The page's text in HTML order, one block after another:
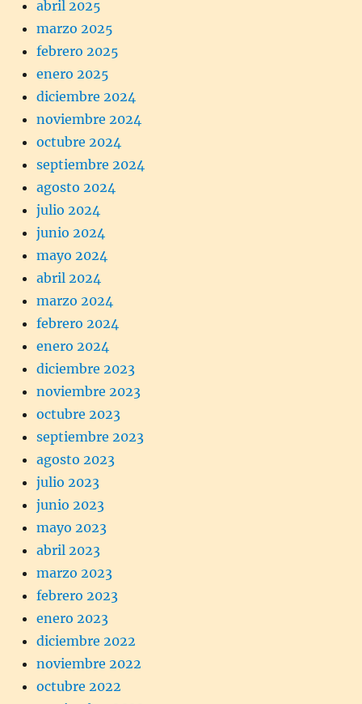
abril 2025
marzo 2025
febrero 2025
enero 2025
diciembre 2024
noviembre 2024
octubre 2024
septiembre 2024
agosto 2024
julio 2024
junio 2024
mayo 2024
abril 2024
marzo 2024
febrero 2024
enero 2024
diciembre 2023
noviembre 2023
octubre 2023
septiembre 2023
agosto 2023
julio 2023
junio 2023
mayo 2023
abril 2023
marzo 2023
febrero 2023
enero 2023
diciembre 2022
noviembre 2022
octubre 2022